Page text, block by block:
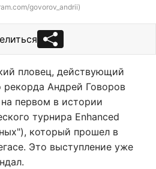
govorov_andrii)
пловец, действующий
рекорда Андрей Говоров
первом в истории
турнира Enhanced
который прошел в
Это выступление уже